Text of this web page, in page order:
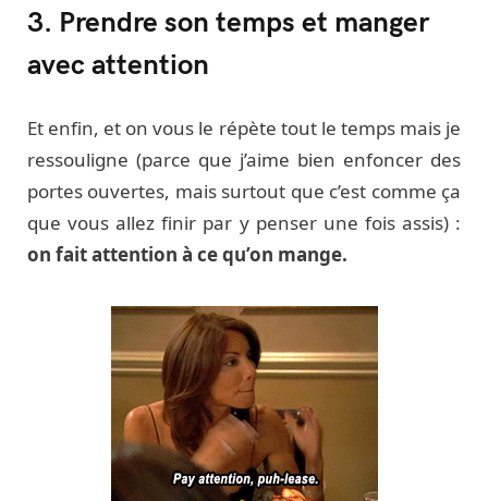
3. Prendre son temps et manger
avec attention
Et enfin, et on vous le répète tout le temps mais je
ressouligne (parce que j’aime bien enfoncer des
portes ouvertes, mais surtout que c’est comme ça
que vous allez finir par y penser une fois assis) :
on fait attention à ce qu’on mange.